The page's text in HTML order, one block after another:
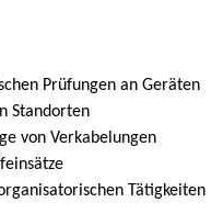
Prüfungen an Geräten
Standorten
von Verkabelungen
Tätigkeiten